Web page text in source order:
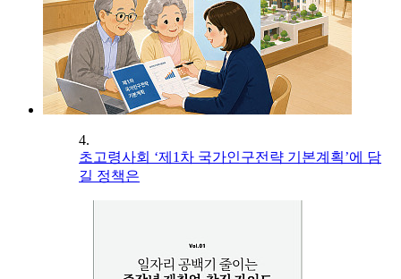
4.
초고령사회 ‘제1차 국가인구전략 기본계획’에 담
길 정책은